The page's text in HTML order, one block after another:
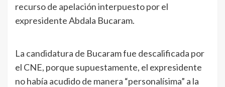
recurso de apelación interpuesto por el
expresidente Abdala Bucaram.
La candidatura de Bucaram fue descalificada por
el CNE, porque supuestamente, el expresidente
no había acudido de manera “personalísima” a la